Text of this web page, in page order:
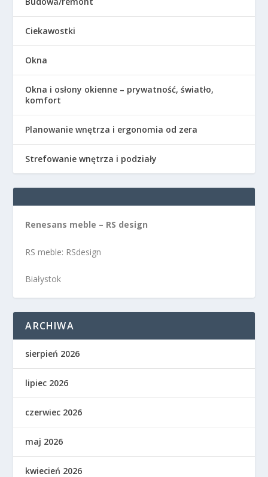
Ciekawostki
Okna
Okna i osłony okienne – prywatność, światło,
komfort
Planowanie wnętrza i ergonomia od zera
Strefowanie wnętrza i podziały
Renesans meble – RS design
RS meble: RSdesign
Białystok
ARCHIWA
sierpień 2026
lipiec 2026
czerwiec 2026
maj 2026
kwiecień 2026